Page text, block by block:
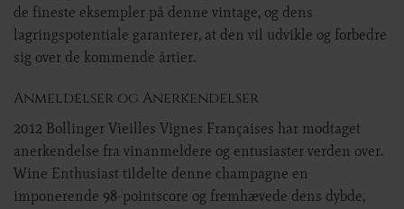
de fineste eksempler på denne vintage, og dens
lagringspotentiale garanterer, at den vil udvikle og forbedre
sig over de kommende årtier.
Anmeldelser og Anerkendelser
2012 Bollinger Vieilles Vignes Françaises har modtaget
anerkendelse fra vinanmeldere og entusiaster verden over.
Wine Enthusiast tildelte denne champagne en
imponerende 98-pointscore og fremhævede dens dybde,